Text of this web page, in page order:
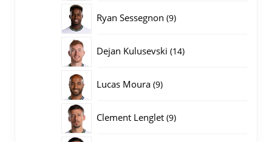
Ryan Sessegnon 99
Dejan Kulusevski 1414
Lucas Moura 99
Clement Lenglet 99